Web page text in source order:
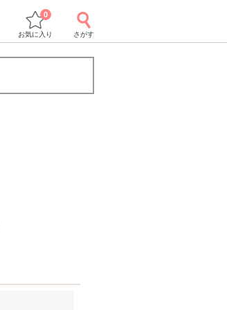
お気に入り
0
さがす